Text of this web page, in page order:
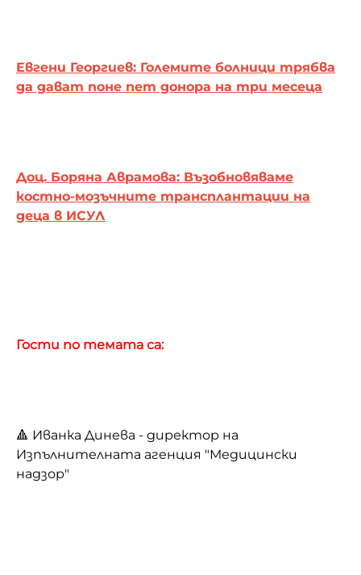
Евгени Георгиев: Големите болници трябва
да дават поне пет донора на три месеца
Доц. Боряна Аврамова: Възобновяваме
костно-мозъчните трансплантации на
деца в ИСУЛ
Гости по темата са:
🔺 Иванка Динева - директор на
Изпълнителната агенция "Медицински
надзор"